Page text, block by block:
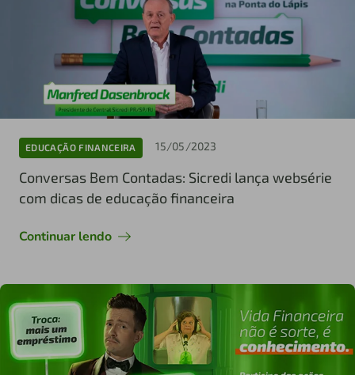
EDUCAÇÃO FINANCEIRA 15/05/2023
Conversas Bem Contadas: Sicredi lança websérie
com dicas de educação financeira
Continuar lendo